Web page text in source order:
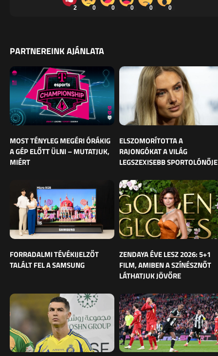
2 0 0 0 0 0
PARTNEREINK AJÁNLATA
MOST TÉNYLEG MEGÉRI ÓRÁKIG
A GÉP ELŐTT ÜLNI – MUTATJUK,
MIÉRT
ELSZOMORÍTOTTA A
RAJONGÓKAT A VILÁG
LEGSZEXISEBB SPORTOLÓNŐJE
FORRADALMI TÉVÉKIJELZŐT
TALÁLT FEL A SAMSUNG
ZENDAYA ÉVE LESZ 2026: 5+1
FILM, AMIBEN A SZÍNÉSZNŐT
LÁTHATJUK JÖVŐRE